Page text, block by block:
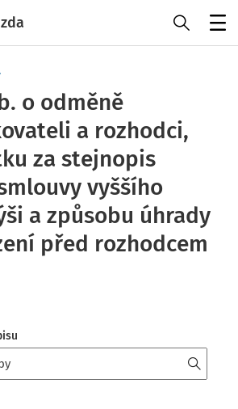
o odměně
a rozhodci,
za stejnopis
vyššího
a způsobu úhrady
před rozhodcem